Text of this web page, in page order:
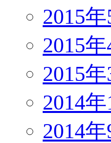
2015年
2015年
2015年
2014年
2014年